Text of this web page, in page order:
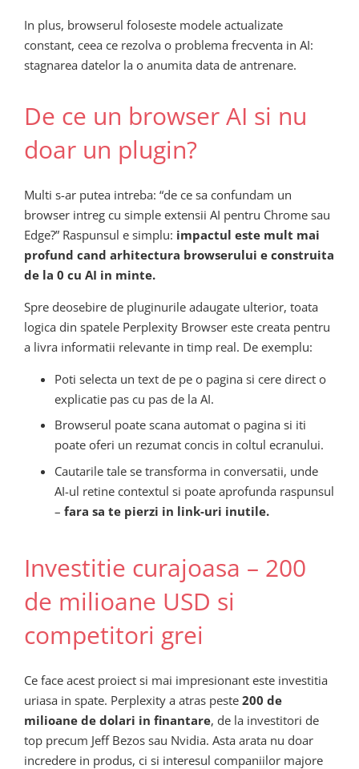
In plus, browserul foloseste modele actualizate
constant, ceea ce rezolva o problema frecventa in AI:
stagnarea datelor la o anumita data de antrenare.
De ce un browser AI si nu
doar un plugin?
Multi s-ar putea intreba: “de ce sa confundam un
browser intreg cu simple extensii AI pentru Chrome sau
Edge?” Raspunsul e simplu: impactul este mult mai
profund cand arhitectura browserului e construita
de la 0 cu AI in minte.
Spre deosebire de pluginurile adaugate ulterior, toata
logica din spatele Perplexity Browser este creata pentru
a livra informatii relevante in timp real. De exemplu:
Poti selecta un text de pe o pagina si cere direct o
explicatie pas cu pas de la AI.
Browserul poate scana automat o pagina si iti
poate oferi un rezumat concis in coltul ecranului.
Cautarile tale se transforma in conversatii, unde
AI-ul retine contextul si poate aprofunda raspunsul
– fara sa te pierzi in link-uri inutile.
Investitie curajoasa – 200
de milioane USD si
competitori grei
Ce face acest proiect si mai impresionant este investitia
uriasa in spate. Perplexity a atras peste 200 de
milioane de dolari in finantare, de la investitori de
top precum Jeff Bezos sau Nvidia. Asta arata nu doar
incredere in produs, ci si interesul companiilor majore